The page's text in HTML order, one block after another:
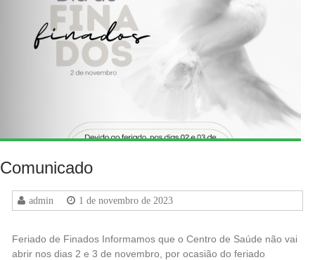
Comunicado
admin 1 de novembro de 2023
Feriado de Finados Informamos que o Centro de Saúde não vai
abrir nos dias 2 e 3 de novembro, por ocasião do feriado